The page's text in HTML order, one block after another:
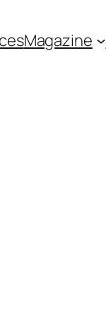
Magazine